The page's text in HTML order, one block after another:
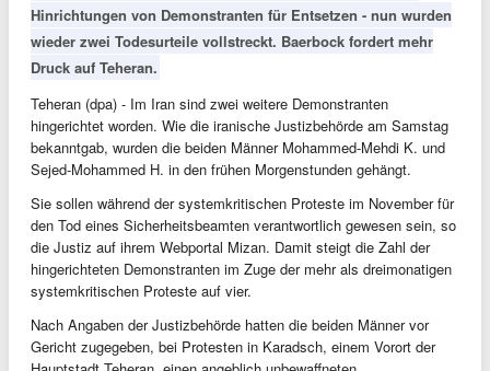
Hinrichtungen von Demonstranten für Entsetzen - nun wurden
wieder zwei Todesurteile vollstreckt. Baerbock fordert mehr
Druck auf Teheran.
Teheran (dpa) - Im Iran sind zwei weitere Demonstranten
hingerichtet worden. Wie die iranische Justizbehörde am Samstag
bekanntgab, wurden die beiden Männer Mohammed-Mehdi K. und
Sejed-Mohammed H. in den frühen Morgenstunden gehängt.
Sie sollen während der systemkritischen Proteste im November für
den Tod eines Sicherheitsbeamten verantwortlich gewesen sein, so
die Justiz auf ihrem Webportal Mizan. Damit steigt die Zahl der
hingerichteten Demonstranten im Zuge der mehr als dreimonatigen
systemkritischen Proteste auf vier.
Nach Angaben der Justizbehörde hatten die beiden Männer vor
Gericht zugegeben, bei Protesten in Karadsch, einem Vorort der